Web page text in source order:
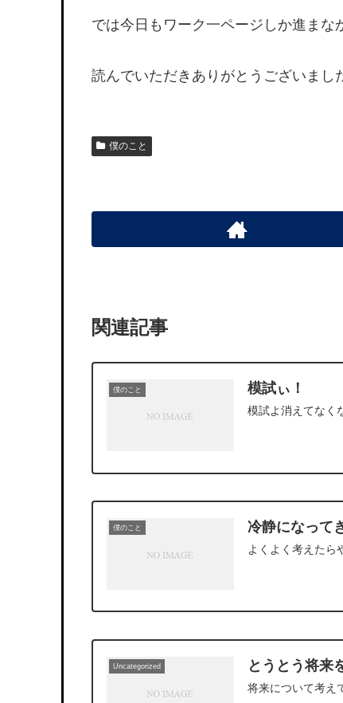
では今日もワーク一ページしか進まな
読んでいただきありがとうございまし
僕のこと
関連記事
僕のこと 模試ぃ！
模試よ消えてなく
僕のこと 冷静になって
よくよく考えたら
Uncategorized とうとう将来
将来について考